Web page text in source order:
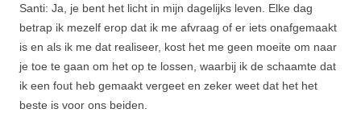
Santi: Ja, je bent het licht in mijn dagelijks leven. Elke dag
betrap ik mezelf erop dat ik me afvraag of er iets onafgemaakt
is en als ik me dat realiseer, kost het me geen moeite om naar
je toe te gaan om het op te lossen, waarbij ik de schaamte dat
ik een fout heb gemaakt vergeet en zeker weet dat het het
beste is voor ons beiden.